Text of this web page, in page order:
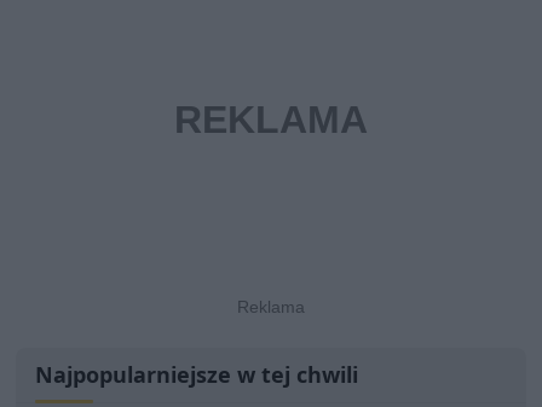
Najpopularniejsze w tej chwili